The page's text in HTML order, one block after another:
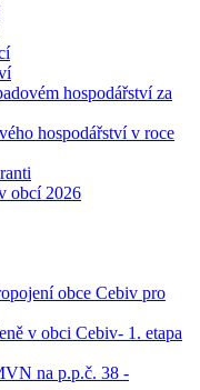
hospodářství za
hospodářství v roce
obcí 2026
obce Cebiv pro
v obci Cebiv- 1. etapa
na p.p.č. 38 -